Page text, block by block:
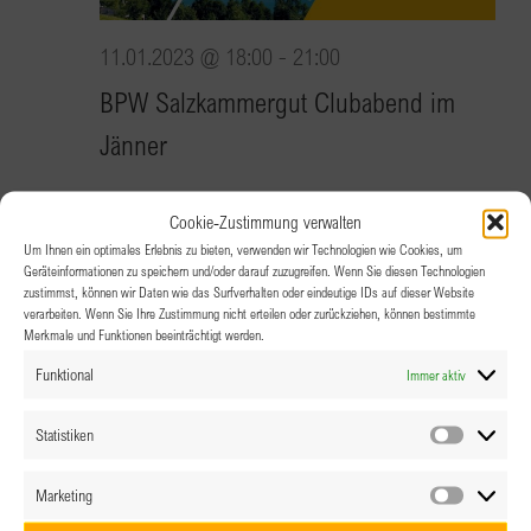
Cookie-Zustimmung verwalten
Um Ihnen ein optimales Erlebnis zu bieten, verwenden wir Technologien wie Cookies, um
Geräteinformationen zu speichern und/oder darauf zuzugreifen. Wenn Sie diesen Technologien
zustimmst, können wir Daten wie das Surfverhalten oder eindeutige IDs auf dieser Website
verarbeiten. Wenn Sie Ihre Zustimmung nicht erteilen oder zurückziehen, können bestimmte
Merkmale und Funktionen beeinträchtigt werden.
Funktional Immer aktiv
Statistiken
Marketing
BPW Salzkammergut Clubabend im
Jänner
11.01.2023 @ 18:00 - 21:00
Landhotel EichingerbauerEich 34, Mondsee